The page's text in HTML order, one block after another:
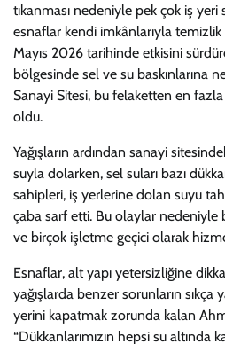
tıkanması nedeniyle pek çok iş yeri
esnaflar kendi imkânlarıyla temizlik
Mayıs 2026 tarihinde etkisini
bölgesinde sel ve su baskınlarına
Sanayi Sitesi, bu felaketten en
oldu.
Yağışların ardından sanayi
suyla dolarken, sel suları bazı
sahipleri, iş yerlerine dolan suyu
çaba sarf etti. Bu olaylar nedeniyle
ve birçok işletme geçici olarak
Esnaflar, alt yapı yetersizliğine
yağışlarda benzer sorunların sıkça
yerini kapatmak zorunda kalan
“Dükkanlarımızın hepsi su altında